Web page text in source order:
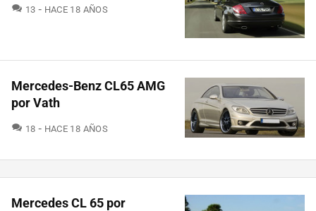
13 COMENTARIOS
HACE 18 AÑOS
Mercedes-Benz CL65 AMG
por Vath
18 COMENTARIOS
HACE 18 AÑOS
Mercedes CL 65 por